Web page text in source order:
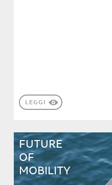
LEGGI
FUTURE
OF
MOBILITY